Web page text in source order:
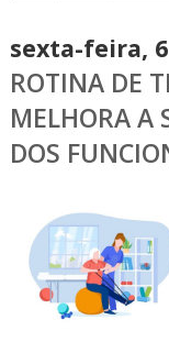
sexta-feira,
ROTINA DE
MELHORA A
DOS